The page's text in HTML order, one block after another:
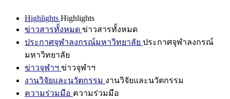
Highlights Highlights
ข่าวสารทั้งหมด ข่าวสารทั้งหมด
ประกาศจุฬาลงกรณ์มหาวิทยาลัย ประกาศจุฬาลงกรณ์
มหาวิทยาลัย
ข่าวจุฬาฯ ข่าวจุฬาฯ
งานวิจัยและนวัตกรรม งานวิจัยและนวัตกรรม
ความร่วมมือ ความร่วมมือ